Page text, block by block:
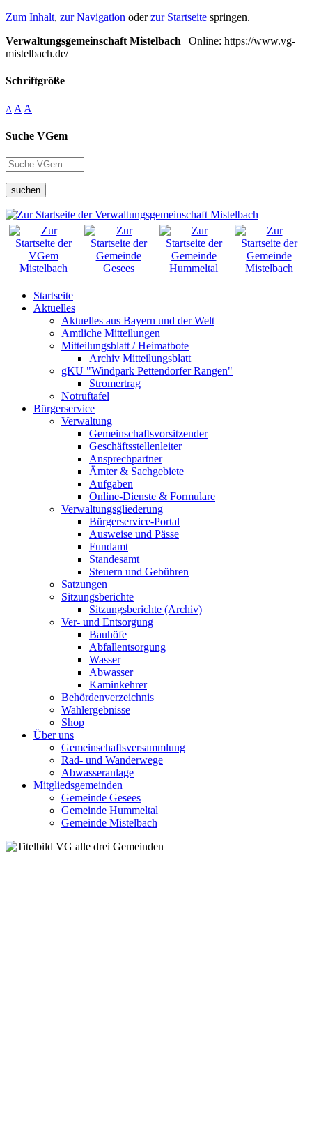
Zum Inhalt, zur Navigation oderzur Startseite springen.
Verwaltungsgemeinschaft Mistelbach | Online: https://www.vg-
mistelbach.de/
Schriftgröße
A A A
Suche VGem
suchen
Startseite
Aktuelles
Aktuelles aus Bayern und der Welt
Amtliche Mitteilungen
Mitteilungsblatt / Heimatbote
Archiv Mitteilungsblatt
gKU "Windpark Pettendorfer Rangen"
Stromertrag
Notruftafel
Bürgerservice
Verwaltung
Gemeinschaftsvorsitzender
Geschäftsstellenleiter
Ansprechpartner
Ämter & Sachgebiete
Aufgaben
Online-Dienste & Formulare
Verwaltungsgliederung
Bürgerservice-Portal
Ausweise und Pässe
Fundamt
Standesamt
Steuern und Gebühren
Satzungen
Sitzungsberichte
Sitzungsberichte (Archiv)
Ver- und Entsorgung
Bauhöfe
Abfallentsorgung
Wasser
Abwasser
Kaminkehrer
Behördenverzeichnis
Wahlergebnisse
Shop
Über uns
Gemeinschaftsversammlung
Rad- und Wanderwege
Abwasseranlage
Mitgliedsgemeinden
Gemeinde Gesees
Gemeinde Hummeltal
Gemeinde Mistelbach